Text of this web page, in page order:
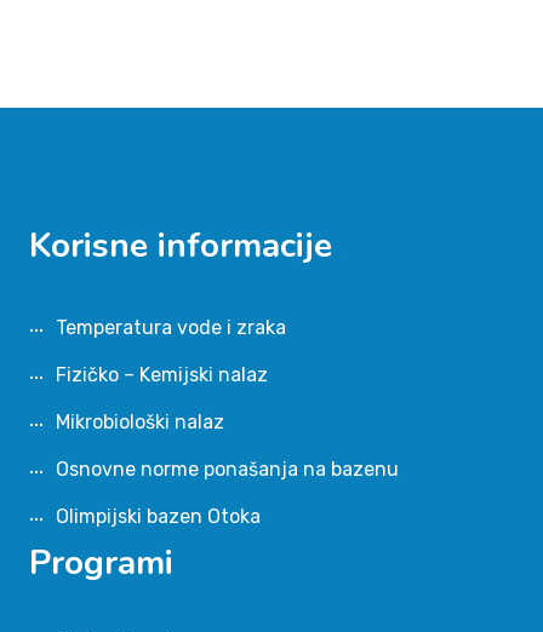
Korisne informacije
Temperatura vode i zraka
Fizičko – Kemijski nalaz
Mikrobiološki nalaz
Osnovne norme ponašanja na bazenu
Olimpijski bazen Otoka
Programi